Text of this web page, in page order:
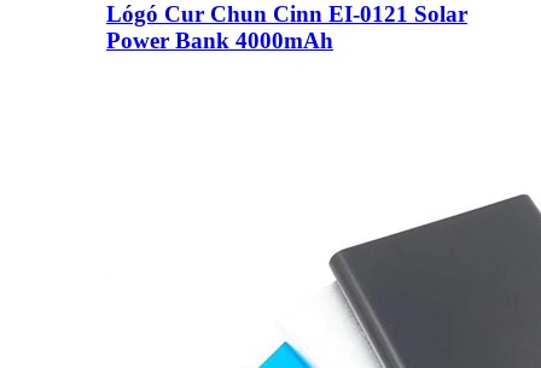
Lógó Cur Chun Cinn EI-0121 Solar
Power Bank 4000mAh